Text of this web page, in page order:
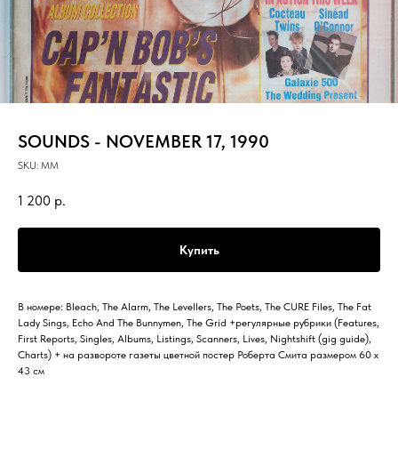
SOUNDS - NOVEMBER 17, 1990
SKU: MM
1 200 р.
Купить
В номере: Bleach, The Alarm, The Levellers, The Poets, The CURE Files, The Fat
Lady Sings, Echo And The Bunnymen, The Grid +регулярные рубрики (Features,
First Reports, Singles, Albums, Listings, Scanners, Lives, Nightshift (gig guide),
Charts) + на развороте газеты цветной постер Роберта Смита размером 60 х
43 см